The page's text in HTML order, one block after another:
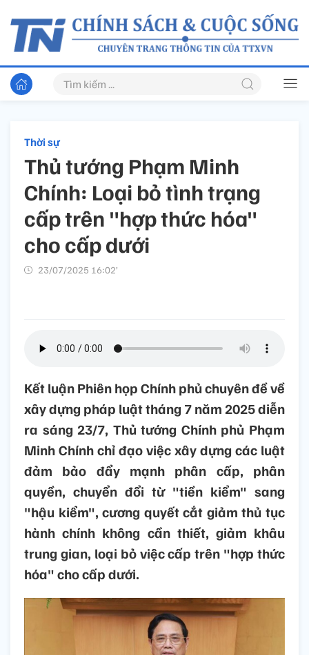
Thời sự
Thủ tướng Phạm Minh
Chính: Loại bỏ tình trạng
cấp trên "hợp thức hóa"
cho cấp dưới
23/07/2025 16:02’
Kết luận Phiên họp Chính phủ chuyên đề về
xây dựng pháp luật tháng 7 năm 2025 diễn
ra sáng 23/7, Thủ tướng Chính phủ Phạm
Minh Chính chỉ đạo việc xây dựng các luật
đảm bảo đẩy mạnh phân cấp, phân
quyền, chuyển đổi từ "tiền kiểm" sang
"hậu kiểm", cương quyết cắt giảm thủ tục
hành chính không cần thiết, giảm khâu
trung gian, loại bỏ việc cấp trên "hợp thức
hóa" cho cấp dưới.